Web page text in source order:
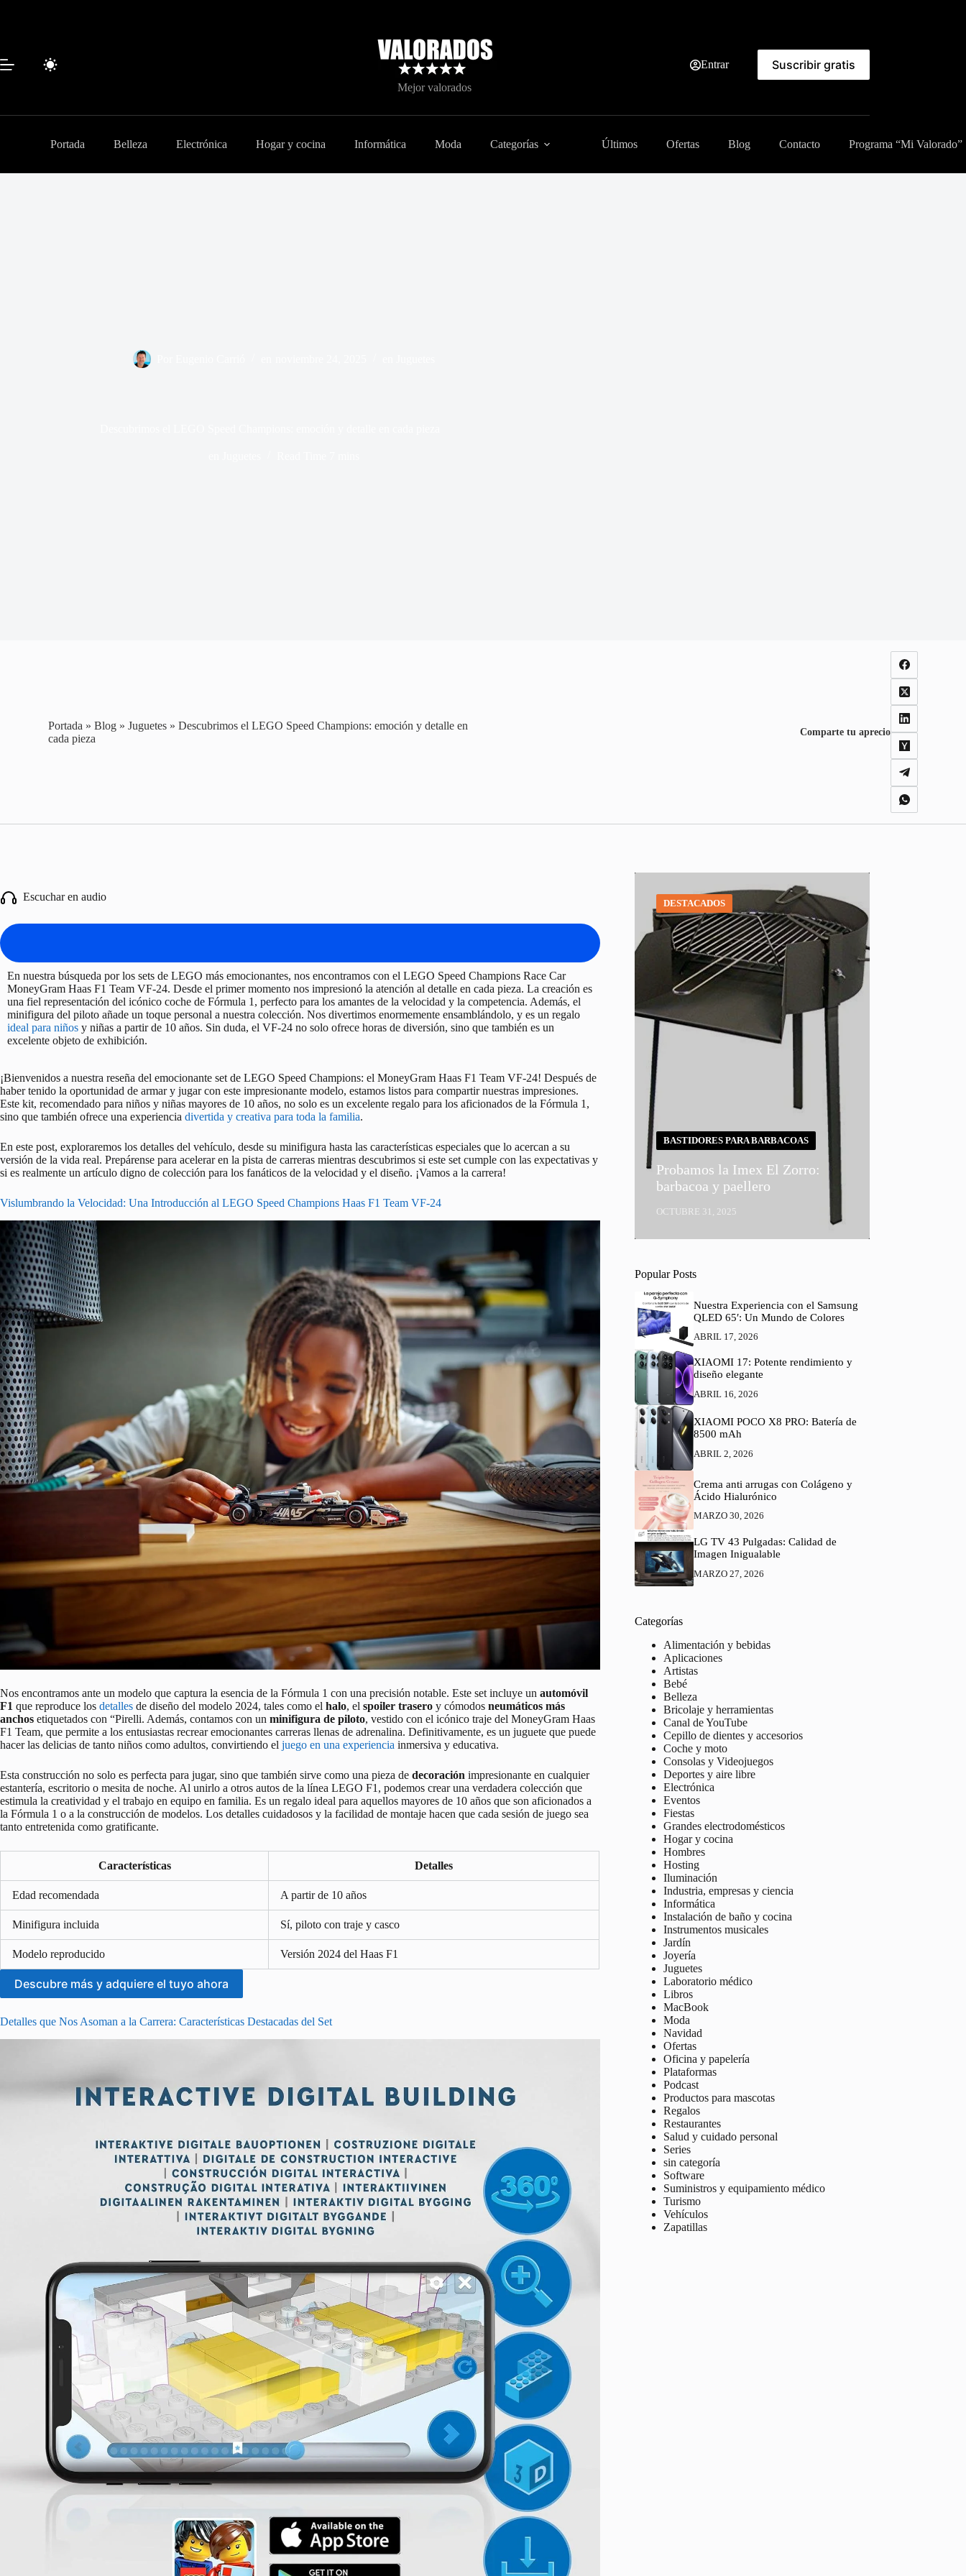
Mejor valorados
Entrar Suscribir gratis
Portada Belleza Electrónica Hogar y cocina Informática Moda Categorías Últimos Ofertas Blog Contacto Programa “Mi Valorado”
Portada »Blog »Juguetes »Descubrimos el LEGO Speed Champions: emoción y detalle en
cada pieza
Comparte tu aprecio
Escuchar en audio
En nuestra búsqueda por los sets de LEGO más emocionantes, nos encontramos con el LEGO Speed Champions Race Car
MoneyGram Haas F1 Team VF-24. Desde el primer momento nos impresionó la atención al detalle en cada pieza. La creación es
una fiel representación del icónico coche de Fórmula 1, perfecto para los amantes de la velocidad y la competencia. Además, el
minifigura del piloto añade un toque personal a nuestra colección. Nos divertimos enormemente ensamblándolo, y es un regalo
ideal para niños y niñas a partir de 10 años. Sin duda, el VF-24 no solo ofrece horas de diversión, sino que también es un
excelente objeto de exhibición.
¡Bienvenidos a nuestra reseña del emocionante set de LEGO Speed Champions: el MoneyGram Haas F1 Team VF-24! Después de
haber tenido la oportunidad de armar y jugar con este impresionante modelo, estamos listos para compartir nuestras impresiones.
Este kit, recomendado para niños y niñas mayores de 10 años, no solo es un excelente regalo para los aficionados de la Fórmula 1,
sino que también ofrece una experiencia divertida y creativa para toda la familia.
En este post, exploraremos los detalles del vehículo, desde su minifigura hasta las características especiales que lo acercan a su
versión de la vida real. Prepárense para acelerar en la pista de carreras mientras descubrimos si este set cumple con las expectativas y
si es realmente un artículo digno de colección para los fanáticos de la velocidad y el diseño. ¡Vamos a la carrera!
Vislumbrando la Velocidad: Una Introducción al LEGO Speed Champions Haas F1 Team VF-24
Nos encontramos ante un modelo que captura la esencia de la Fórmula 1 con una precisión notable. Este set incluye un automóvil
F1 que reproduce los detalles de diseño del modelo 2024, tales como el halo, el spoiler trasero y cómodos neumáticos más
anchos etiquetados con “Pirelli. Además, contamos con un minifigura de piloto, vestido con el icónico traje del MoneyGram Haas
F1 Team, que permite a los entusiastas recrear emocionantes carreras llenas de adrenalina. Definitivamente, es un juguete que puede
hacer las delicias de tanto niños como adultos, convirtiendo el juego en una experiencia inmersiva y educativa.
Esta construcción no solo es perfecta para jugar, sino que también sirve como una pieza de decoración impresionante en cualquier
estantería, escritorio o mesita de noche. Al unirlo a otros autos de la línea LEGO F1, podemos crear una verdadera colección que
estimula la creatividad y el trabajo en equipo en familia. Es un regalo ideal para aquellos mayores de 10 años que son aficionados a
la Fórmula 1 o a la construcción de modelos. Los detalles cuidadosos y la facilidad de montaje hacen que cada sesión de juego sea
tanto entretenida como gratificante.
Características Detalles
Edad recomendada A partir de 10 años
Minifigura incluida Sí, piloto con traje y casco
Modelo reproducido Versión 2024 del Haas F1
Descubre más y adquiere el tuyo ahora
Detalles que Nos Asoman a la Carrera: Características Destacadas del Set
DESTACADOS
BASTIDORES PARA BARBACOAS
Probamos la Imex El Zorro:
barbacoa y paellero
OCTUBRE 31, 2025
Popular Posts
Nuestra Experiencia con el Samsung
QLED 65′: Un Mundo de Colores
ABRIL 17, 2026
XIAOMI 17: Potente rendimiento y
diseño elegante
ABRIL 16, 2026
XIAOMI POCO X8 PRO: Batería de
8500 mAh
ABRIL 2, 2026
Crema anti arrugas con Colágeno y
Ácido Hialurónico
MARZO 30, 2026
LG TV 43 Pulgadas: Calidad de
Imagen Inigualable
MARZO 27, 2026
Categorías
Alimentación y bebidas
Aplicaciones
Artistas
Bebé
Belleza
Bricolaje y herramientas
Canal de YouTube
Cepillo de dientes y accesorios
Coche y moto
Consolas y Videojuegos
Deportes y aire libre
Electrónica
Eventos
Fiestas
Grandes electrodomésticos
Hogar y cocina
Hombres
Hosting
Iluminación
Industria, empresas y ciencia
Informática
Instalación de baño y cocina
Instrumentos musicales
Jardín
Joyería
Juguetes
Laboratorio médico
Libros
MacBook
Moda
Navidad
Ofertas
Oficina y papelería
Plataformas
Podcast
Productos para mascotas
Regalos
Restaurantes
Salud y cuidado personal
Series
sin categoría
Software
Suministros y equipamiento médico
Turismo
Vehículos
Zapatillas